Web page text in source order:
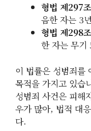
형법 제297조
음한 자는 3
형법 제298조
한 자는 무기
이 법률은 성범죄를
목적을 가지고 있습
성범죄 사건은 피해
우가 많아, 법적 대
다.